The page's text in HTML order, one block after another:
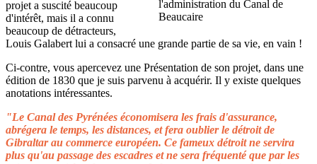
projet a suscité beaucoup
d'intérêt, mais il a connu
beaucoup de détracteurs,
Louis Galabert lui a consacré une grande partie de sa vie, en vain !
Ci-contre, vous apercevez une Présentation de son projet, dans une
édition de 1830 que je suis parvenu à acquérir. Il y existe quelques
anotations intéressantes.
"Le Canal des Pyrénées économisera les frais d'assurance,
abrégera le temps, les distances, et fera oublier le détroit de
Gibraltar au commerce européen. Ce fameux détroit ne servira
plus qu'au passage des escadres et ne sera fréquenté que par les